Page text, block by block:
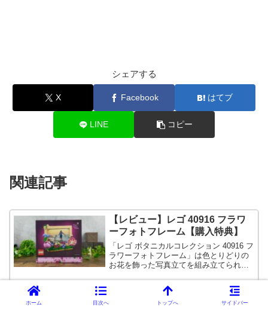
シェアする
X Facebook はてブ
LINE コピー
関連記事
【レビュー】レゴ 40916 フラワ
ーフォトフレーム【購入特典】
「レゴ ボタニカルコレクション 40916 フ
ラワーフォトフレーム」は色とりどりの
お花を飾った写真立てを組み立てられる
【LEGO】レゴ フレンズの過去商
ホーム 目次へ トップへ サイドバー